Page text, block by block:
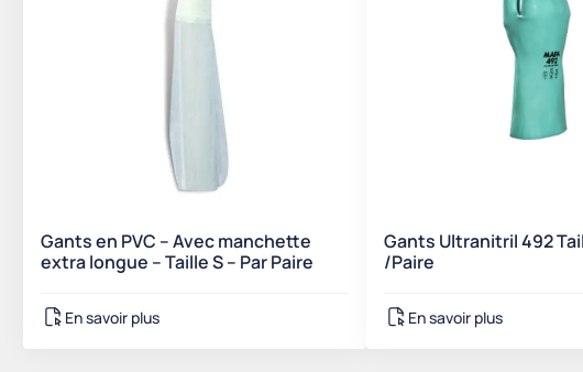
Gants en PVC – Avec manchette
extra longue – Taille S – Par Paire
En savoir plus
Gants Ultranitril 492
/Paire
En savoir plus